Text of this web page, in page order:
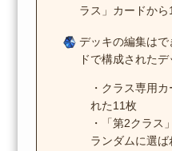
ラス」カードから
デッキの編集は
ドで構成された
・クラス専用
れた11枚
・「第2クラス
ランダムに選ば